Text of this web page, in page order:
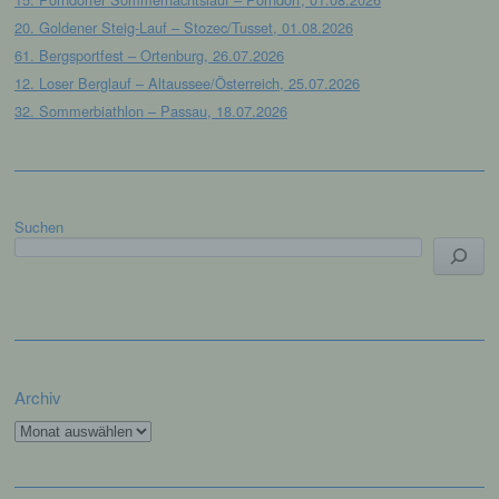
20. Goldener Steig-Lauf – Stozec/Tusset, 01.08.2026
61. Bergsportfest – Ortenburg, 26.07.2026
12. Loser Berglauf – Altaussee/Österreich, 25.07.2026
32. Sommerbiathlon – Passau, 18.07.2026
Suchen
Archiv
Archiv
Internetseite und dem auf dem Computersystem
des Benutzers abgelegten Cookie übernommen
wird. Ein weiteres Beispiel ist das Cookie eines
Warenkorbes im Online-Shop. Der Online-Shop
merkt sich die Artikel, die ein Kunde in den
virtuellen Warenkorb gelegt hat, über ein Cookie.
genutzten Internetbrowsers verhindern und damit
ist in allen gängigen Internetbrowsern möglich.
unter Umständen nicht alle Funktionen unserer
Internetseite vollumfänglich nutzbar.
Informationen